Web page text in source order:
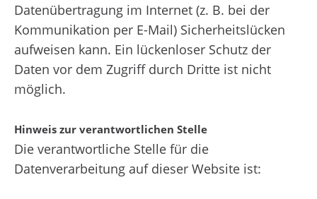
Datenübertragung im Internet (z. B. bei der
Kommunikation per E-Mail) Sicherheitslücken
aufweisen kann. Ein lückenloser Schutz der
Daten vor dem Zugriff durch Dritte ist nicht
möglich.
Hinweis zur verantwortlichen Stelle
Die verantwortliche Stelle für die
Datenverarbeitung auf dieser Website ist: